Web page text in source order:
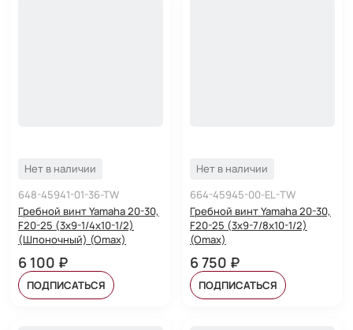
Нет в наличии
648-45941-01-36-TW
Гребной винт Yamaha 20-30,
F20-25 (3x9-1/4x10-1/2)
(Шпоночный) (Omax)
6 100 ₽
ПОДПИСАТЬСЯ
Нет в наличии
664-45945-00-EL-TW
Гребной винт Yamaha 20-30,
F20-25 (3x9-7/8x10-1/2)
(Omax)
6 750 ₽
ПОДПИСАТЬСЯ